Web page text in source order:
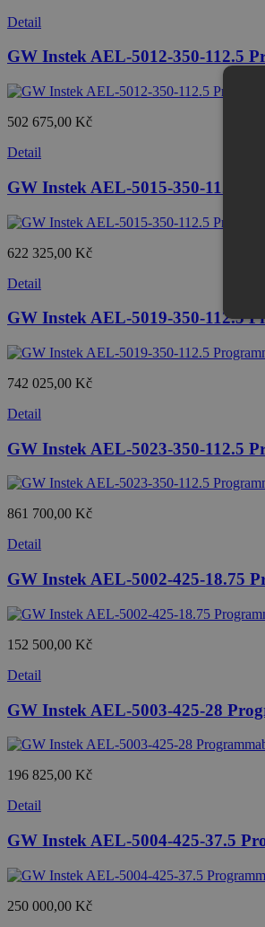
Detail
GW Instek AEL-5012-350-112.5
502 675,00 Kč
Detail
GW Instek AEL-5015-350-112.5
622 325,00 Kč
Detail
GW Instek AEL-5019-350-112.5
742 025,00 Kč
Detail
GW Instek AEL-5023-350-112.5
861 700,00 Kč
Detail
GW Instek AEL-5002-425-18.75
152 500,00 Kč
Detail
GW Instek AEL-5003-425-28
196 825,00 Kč
Detail
GW Instek AEL-5004-425-37.5
250 000,00 Kč